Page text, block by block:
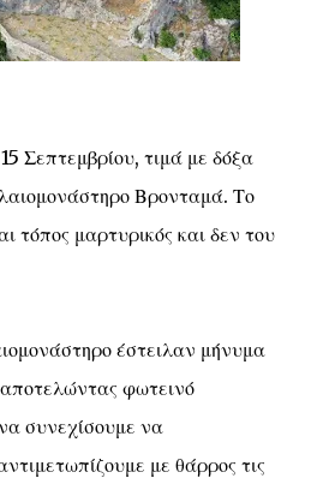
Σεπτεμβρίου, τιμά με δόξα
Βρονταμά. Το
τόπος μαρτυρικός και δεν του
έστειλαν μήνυμα
φωτεινό
συνεχίσουμε να
με θάρρος τις